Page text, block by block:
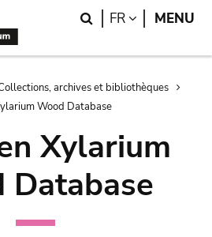
Search
FR LANGUAGE
MENU
archives et bibliothèques
Wood Database
Xylarium
Database